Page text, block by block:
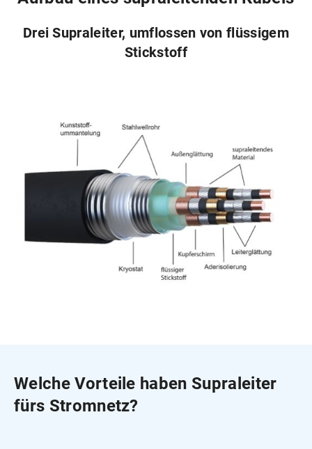
Drei Supraleiter, umflossen von flüssigem
Stickstoff
Welche Vorteile haben Supraleiter
fürs Stromnetz?